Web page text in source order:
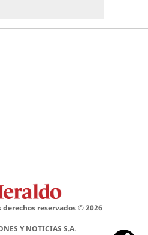
derechos reservados ©2026
Y NOTICIAS S.A.